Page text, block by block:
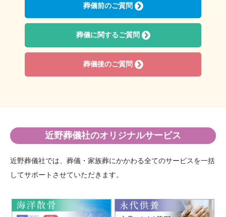
葬儀前のご質問
葬儀に関するご質問
葬儀後のご質問
近野葬儀社のオリジナルサービス
近野葬儀社では、葬儀・家族葬にかかわる全てのサービスを一括
してサポートさせていただきます。